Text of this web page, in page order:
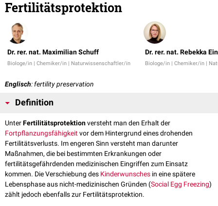
Fertilitätsprotektion
Dr. rer. nat. Maximilian Schuff
Biologe/in | Chemiker/in | Naturwissenschaftler/in
Dr. rer. nat. Rebekka
Biologe/in | Chemiker/in |
Englisch: fertility preservation
Definition
UnterFertilitätsprotektionversteht man den Erhalt der
Fortpflanzungsfähigkeitvor dem Hintergrund eines drohenden
Fertilitätsverlusts. Im engeren Sinn versteht man darunter
Maßnahmen, die bei bestimmten Erkrankungen oder
fertilitätsgefährdenden medizinischen Eingriffen zum Einsatz
kommen. Die Verschiebung des Kinderwunsches in eine spätere
Lebensphase aus nicht-medizinischen Gründen (Social Egg Freezing)
zählt jedoch ebenfalls zur Fertilitätsprotektion.